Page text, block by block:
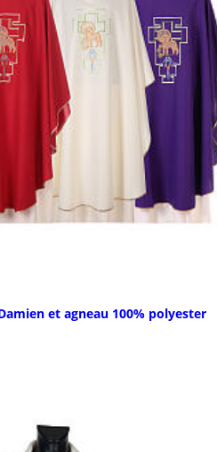
et agneau 100% polyester